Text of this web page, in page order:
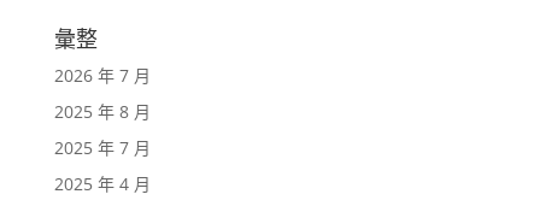
彙整
2026 年 7 月
2025 年 8 月
2025 年 7 月
2025 年 4 月